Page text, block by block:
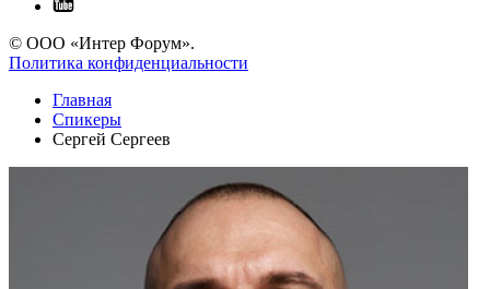
© ООО «Интер Форум».
Политика конфиденциальности
Главная
Спикеры
Сергей Сергеев